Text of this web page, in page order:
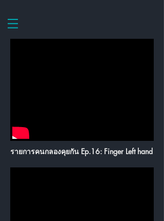
รายการคนกลองคุยกัน Ep.16: Finger Left hand